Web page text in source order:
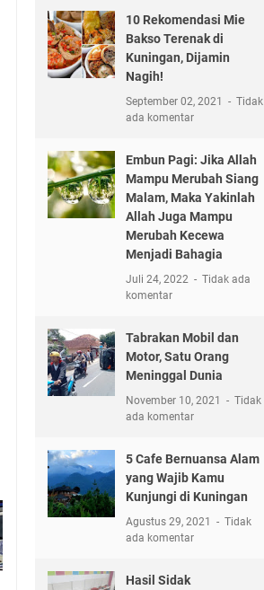
10 Rekomendasi Mie
Bakso Terenak di
Kuningan, Dijamin
Nagih!
September 02, 2021
Tidak
ada komentar
Embun Pagi: Jika Allah
Mampu Merubah Siang
Malam, Maka Yakinlah
Allah Juga Mampu
Merubah Kecewa
Menjadi Bahagia
Juli 24, 2022
Tidak ada
komentar
Tabrakan Mobil dan
Motor, Satu Orang
Meninggal Dunia
November 10, 2021
Tidak
ada komentar
5 Cafe Bernuansa Alam
yang Wajib Kamu
Kunjungi di Kuningan
Agustus 29, 2021
Tidak
ada komentar
Hasil Sidak